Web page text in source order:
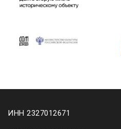
ИНН 2327012671